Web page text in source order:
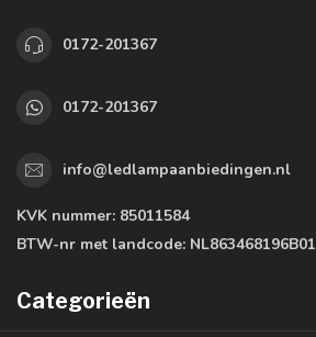
0172-201367
0172-201367
info@ledlampaanbiedingen.nl
KVK nummer: 85011584
BTW-nr met landcode: NL863468196B01
Categorieën